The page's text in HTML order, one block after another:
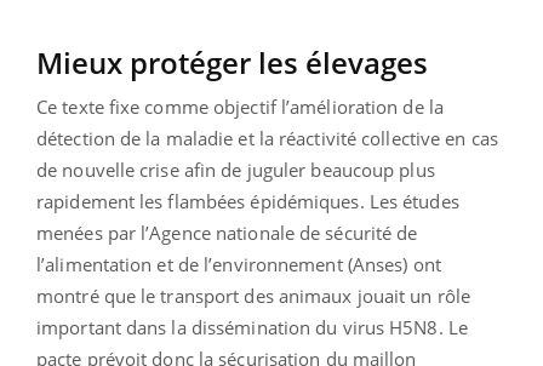
Mieux protéger les élevages
Ce texte fixe comme objectif l’amélioration de la
détection de la maladie et la réactivité collective en cas
de nouvelle crise afin de juguler beaucoup plus
rapidement les flambées épidémiques. Les études
menées par l’Agence nationale de sécurité de
l’alimentation et de l’environnement (Anses) ont
montré que le transport des animaux jouait un rôle
important dans la dissémination du virus H5N8. Le
pacte prévoit donc la sécurisation du maillon